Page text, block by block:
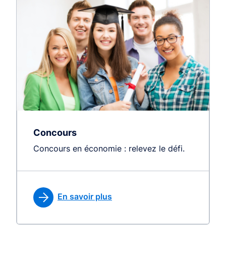
Concours
Concours en économie : relevez le défi.
En savoir plus